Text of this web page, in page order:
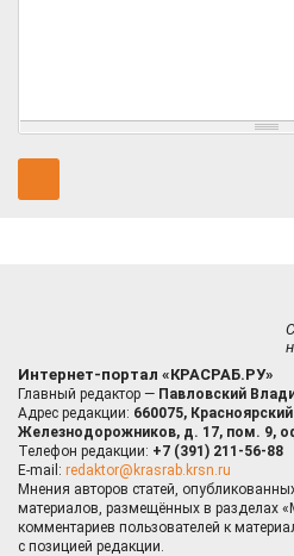
Интернет-портал «КРАСРАБ.РУ»
Главный редактор — Павловский
Адрес редакции: 660075,
Железнодорожников, д. 17, пом. 9,
Телефон редакции: +7 (391) 211-56-88
E-mail: redaktor@krasrab.krsn.ru
Мнения авторов статей,
материалов, размещённых в разделах
комментариев пользователей к
с позицией редакции.